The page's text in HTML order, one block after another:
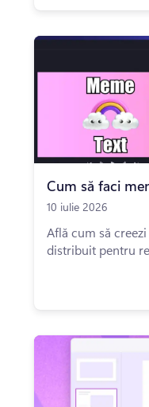
Cum să faci
10 iulie 2026
Află cum să
distribuit pentru